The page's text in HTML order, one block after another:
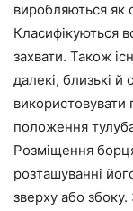
виробляються як
Класифікуються
захвати. Також
далекі, близькі й
положення
Розміщення
розташуванні
зверху або